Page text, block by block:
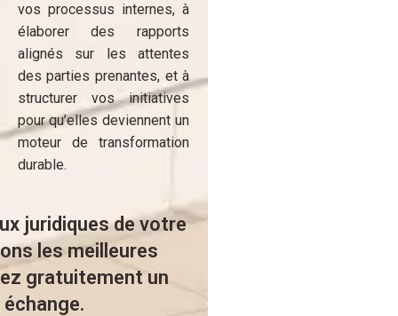
vos processus internes, à
élaborer des rapports
alignés sur les attentes
des parties prenantes, et à
structurer vos initiatives
pour qu’elles deviennent un
moteur de transformation
durable.
juridiques de votre
les meilleures
gratuitement un